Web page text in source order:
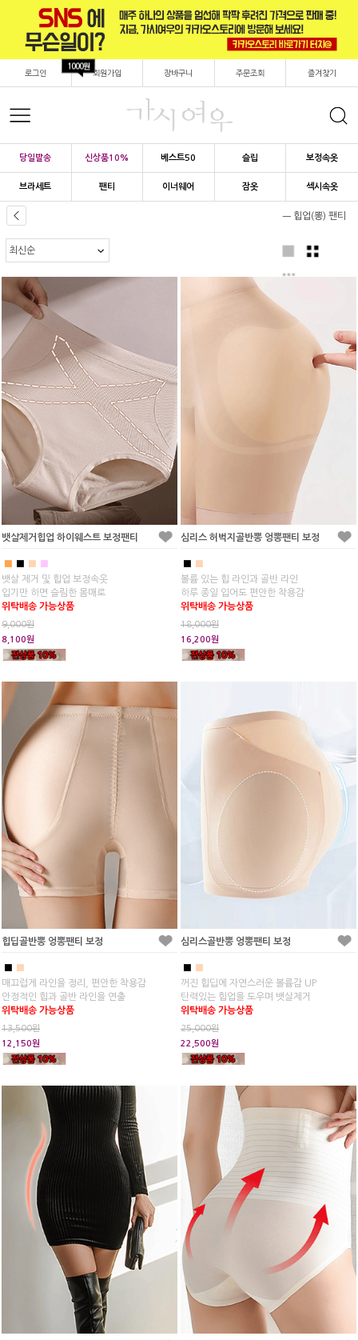
로그인 회원가입
1000원
장바구니 주문조회 즐겨찾기
당일발송 신상품10% 베스트50 슬립 보정속옷
브라세트 팬티 이너웨어 잠옷 섹시속옷
ㅡ 힙업(뽕) 팬티
뱃살제거힙업 하이웨스트 보정팬티
■ ■ ■ ■
뱃살 제거 및 힙업 보정속옷
입기만 하면 슬림한 몸매로
위탁배송 가능상품
9,000원
8,100원
심리스 허벅지골반뽕 엉뽕팬티 보정
■ ■
볼륨 있는 힙 라인과 골반 라인
하루 종일 입어도 편안한 착용감
위탁배송 가능상품
18,000원
16,200원
힙딥골반뽕 엉뽕팬티 보정
■
매끄럽게 라인을 정리, 편안한 착용감
안정적인 힙과 골반 라인을 연출
위탁배송 가능상품
13,500원
12,150원
심리스골반뽕 엉뽕팬티 보정
■
꺼진 힙딥에 자연스러운 볼륨감 UP
탄력있는 힙업을 도우며 뱃살제거
위탁배송 가능상품
25,000원
22,500원